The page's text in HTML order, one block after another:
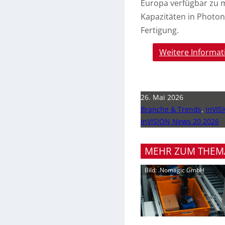
Europa verfügbar zu
Kapazitäten in
Fertigung.
Weitere
26. Mai 2026
Branche & Trends,
inVISION News 20 2026
MEHR ZUM
Bild: .Nomagic GmbH